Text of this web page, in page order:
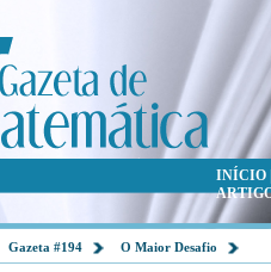
INÍCIO|
Gazeta #194 O Maior Desafio